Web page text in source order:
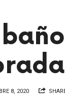
8, 2020